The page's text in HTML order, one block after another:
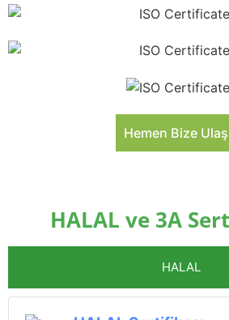
Hemen Bize
HALAL ve 3A
HALAL